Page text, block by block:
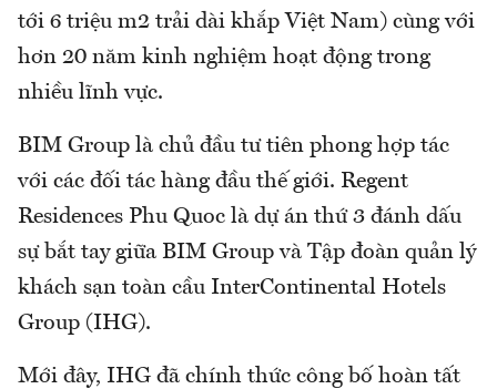
tới 6 triệu m2 trải dài khắp Việt Nam) cùng với
hơn 20 năm kinh nghiệm hoạt động trong
nhiều lĩnh vực.
BIM Group là chủ đầu tư tiên phong hợp tác
với các đối tác hàng đầu thế giới. Regent
Residences Phu Quoc là dự án thứ 3 đánh dấu
sự bắt tay giữa BIM Group và Tập đoàn quản lý
khách sạn toàn cầu InterContinental Hotels
Group (IHG).
Mới đây, IHG đã chính thức công bố hoàn tất